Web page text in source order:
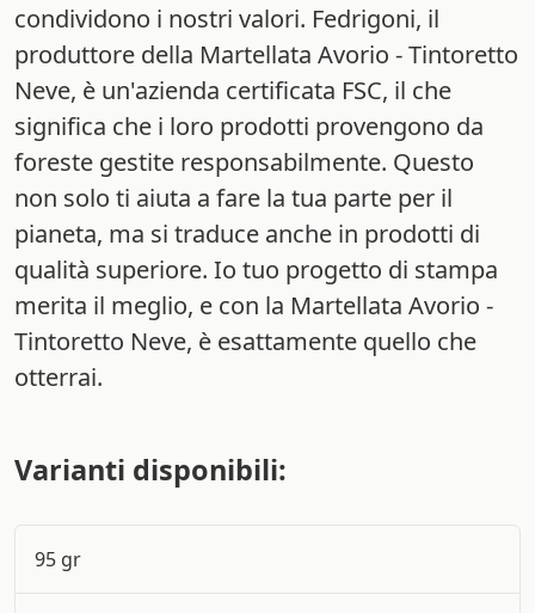
condividono i nostri valori. Fedrigoni, il
produttore della Martellata Avorio - Tintoretto
Neve, è un'azienda certificata FSC, il che
significa che i loro prodotti provengono da
foreste gestite responsabilmente. Questo
non solo ti aiuta a fare la tua parte per il
pianeta, ma si traduce anche in prodotti di
qualità superiore. Io tuo progetto di stampa
merita il meglio, e con la Martellata Avorio -
Tintoretto Neve, è esattamente quello che
otterrai.
Varianti disponibili:
95 gr